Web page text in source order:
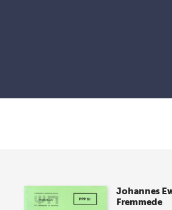
Johannes
Fremmede